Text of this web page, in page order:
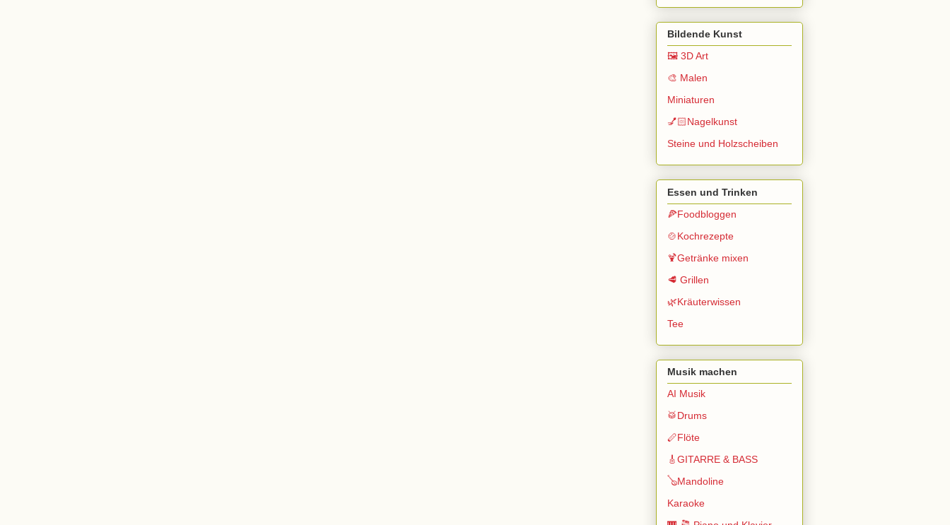
Bildende Kunst
🖼️ 3D Art
🎨 Malen
Miniaturen
💅🏻Nagelkunst
Steine und Holzscheiben
Essen und Trinken
🍕Foodbloggen
🍲Kochrezepte
🍹Getränke mixen
🥩 Grillen
🌿Kräuterwissen
Tee
Musik machen
AI Musik
🥁Drums
🪈Flöte
🎸GITARRE & BASS
🪕Mandoline
Karaoke